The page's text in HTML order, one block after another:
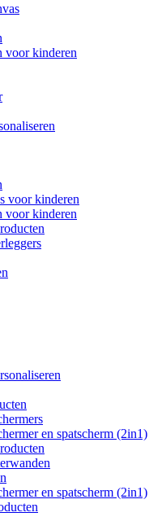
voor kinderen
voor kinderen
voor kinderen
en spatscherm (2in1)
en spatscherm (2in1)